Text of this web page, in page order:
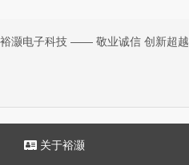
裕灏电子科技 —— 敬业诚信 创新超越
关于裕灏